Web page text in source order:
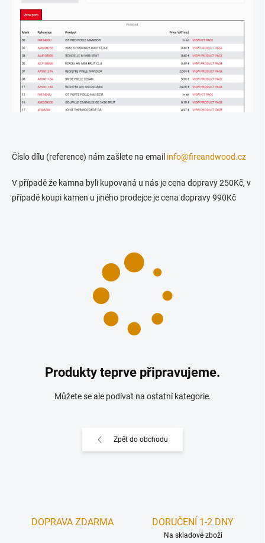
Číslo dílu (reference) nám zašlete na email info@fireandwood.cz
V případě že kamna byli kupovaná u nás je cena dopravy 250Kč, v
případě koupi kamen u jiného prodejce je cena dopravy 990Kč
Produkty teprve připravujeme.
Můžete se ale podívat na ostatní kategorie.
Zpět do obchodu
DOPRAVA ZDARMA DORUČENÍ 1-2 DNY
Na skladové zboží